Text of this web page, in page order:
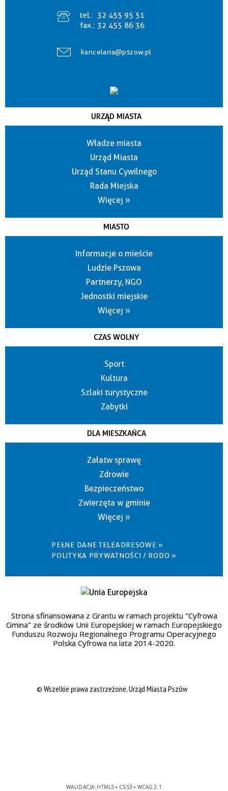
tel.: 32 455 95 51
fax.: 32 455 86 36
kancelaria@pszow.pl
URZĄD MIASTA
Władze miasta
Urząd Miasta
Urząd Stanu Cywilnego
Rada Miejska
Więcej »
MIASTO
Informacje o mieście
Ludzie Pszowa
Partnerzy, NGO
Jednostki miejskie
Więcej »
CZAS WOLNY
Sport
Kultura
Szlaki turystyczne
Zabytki
DLA MIESZKAŃCA
Załatw sprawę
Zdrowie
Bezpieczeństwo
Zwierzęta w gminie
Więcej »
PEŁNE DANE TELEADRESOWE »
POLITYKA PRYWATNOŚCI / RODO »
Strona sfinansowana z Grantu w ramach projektu "Cyfrowa
Gmina" ze środków Unii Europejskiej w ramach Europejskiego
Funduszu Rozwoju Regionalnego Programu Operacyjnego
Polska Cyfrowa na lata 2014-2020.
© Wszelkie prawa zastrzeżone, Urząd Miasta Pszów
WALIDACJA: HTML5+ CSS3 + WCAG 2.1